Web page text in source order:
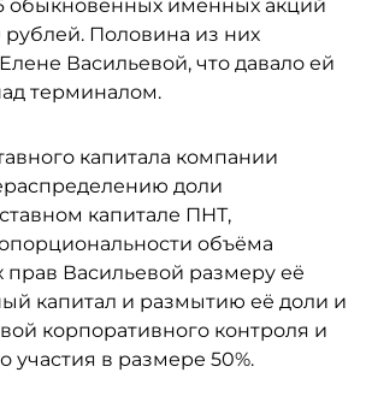
обыкновенных именных акций
Половина из них
Васильевой, что давало ей
терминалом.
капитала компании
доли
капитале ПНТ,
объёма
прав Васильевой размеру её
капитал и размытию её доли и
корпоративного контроля и
участия в размере 50%.